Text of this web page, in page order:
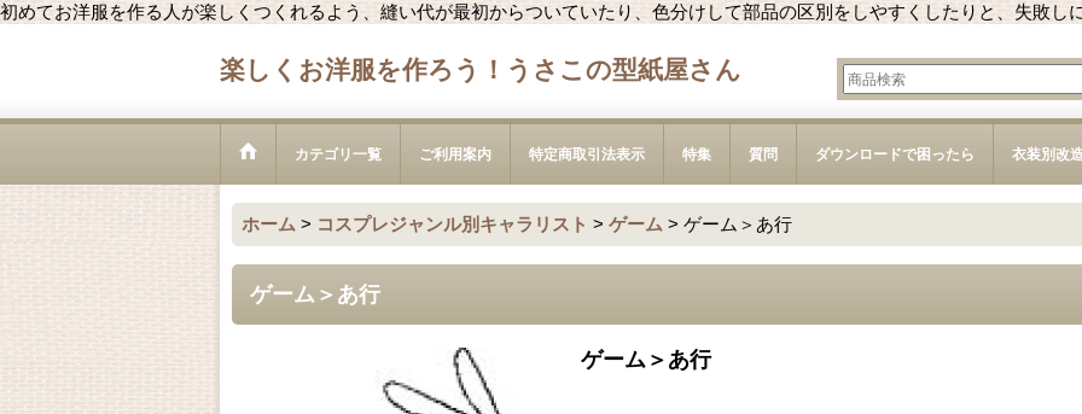
初めてお洋服を作る人が楽しくつくれるよう、縫い代が最初からついていたり、色分けして部品の区別をしやすくしたりと、失敗し
楽しくお洋服を作ろう！うさこの型紙屋さん
カテゴリ一覧 ご利用案内 特定商取引法表示 特集 質問 ダウンロードで困ったら 衣装別改
ホーム > コスプレジャンル別キャラリスト > ゲーム > ゲーム＞あ行
ゲーム＞あ行
ゲーム＞あ行